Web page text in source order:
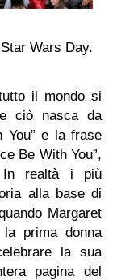
Wars Day.
il mondo si
ciò nasca da
e la frase
Be With You”,
In realtà i più
alla base di
Margaret
prima donna
la sua
pagina del